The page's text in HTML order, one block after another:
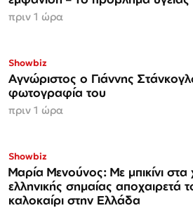
πριν 1 ώρα
Showbiz
Αγνώριστος ο Γιάννης
φωτογραφία του
πριν 1 ώρα
Showbiz
Μαρία Μενούνος: Με μπικίνι
ελληνικής σημαίας αποχαιρετά
καλοκαίρι στην Ελλάδα